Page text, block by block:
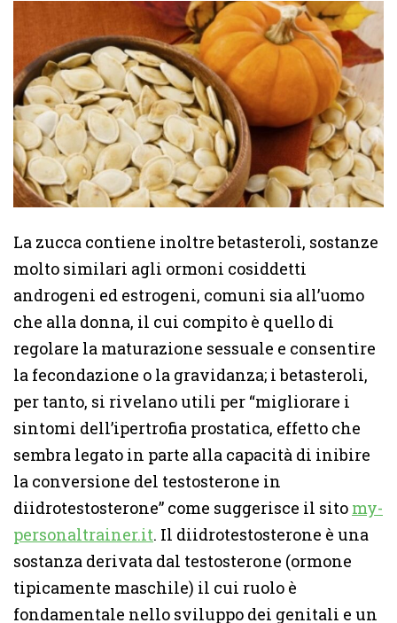
La zucca contiene inoltre betasteroli, sostanze
molto similari agli ormoni cosiddetti
androgeni ed estrogeni, comuni sia all’uomo
che alla donna, il cui compito è quello di
regolare la maturazione sessuale e consentire
la fecondazione o la gravidanza; i betasteroli,
per tanto, si rivelano utili per “migliorare i
sintomi dell’ipertrofia prostatica, effetto che
sembra legato in parte alla capacità di inibire
la conversione del testosterone in
diidrotestosterone” come suggerisce il sito my-
personaltrainer.it. Il diidrotestosterone è una
sostanza derivata dal testosterone (ormone
tipicamente maschile) il cui ruolo è
fondamentale nello sviluppo dei genitali e un